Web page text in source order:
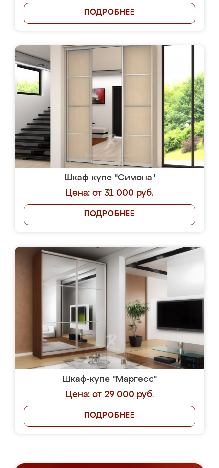
ПОДРОБНЕЕ
Шкаф-купе "Симона"
Цена: от 31 000 руб.
ПОДРОБНЕЕ
Шкаф-купе "Маргесс"
Цена: от 29 000 руб.
ПОДРОБНЕЕ